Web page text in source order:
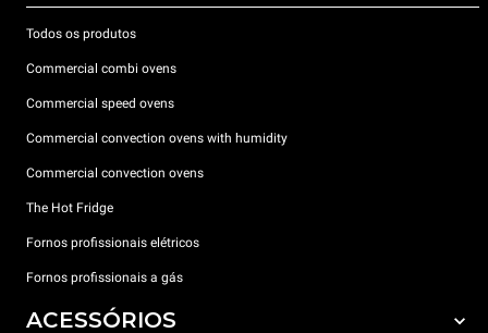
Todos os produtos
Commercial combi ovens
Commercial speed ovens
Commercial convection ovens with humidity
Commercial convection ovens
The Hot Fridge
Fornos profissionais elétricos
Fornos profissionais a gás
ACESSÓRIOS